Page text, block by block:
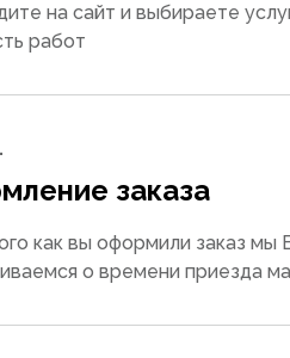
на сайт и выбираете
работ
.
заказа
как вы оформили заказ мы
о времени приезда